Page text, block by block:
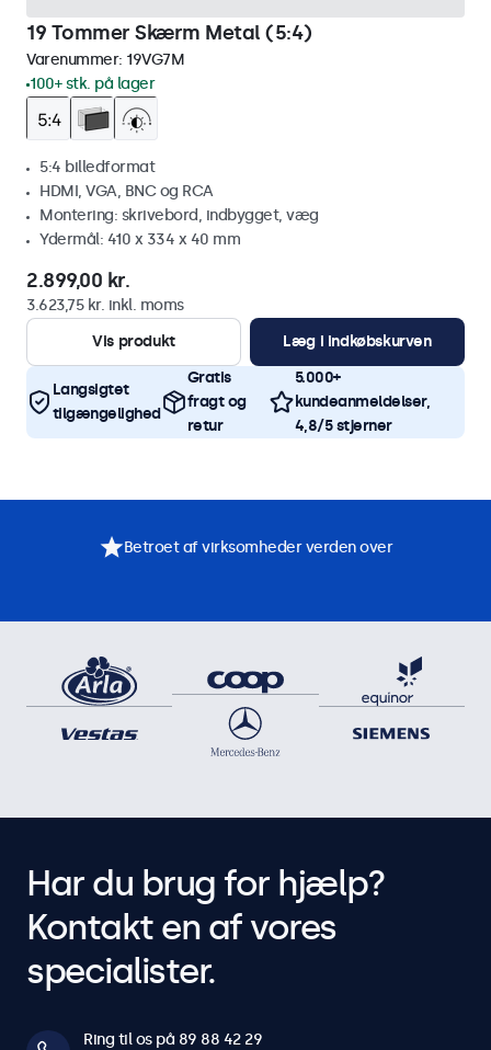
19 Tommer Skærm Metal (5:4)
Varenummer: 19VG7M
100+ stk. på lager
5:4 billedformat
HDMI, VGA, BNC og RCA
Montering: skrivebord, indbygget, væg
Ydermål: 410 x 334 x 40 mm
2.899,00 kr.
3.623,75 kr. inkl. moms
Vis produkt
Læg i indkøbskurven
Langsigtet
tilgængelighed
Gratis
fragt og
retur
5.000+
kundeanmeldelser,
4,8/5 stjerner
Betroet af virksomheder verden over
Har du brug for hjælp?
Kontakt en af vores
specialister.
Ring til os på 89 88 42 29